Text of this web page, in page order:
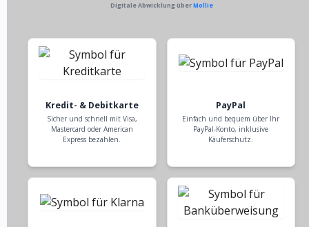
Digitale Abwicklung überMollie
Kredit- & Debitkarte
Sicher und schnell mit Visa,
Mastercard oder American
Express bezahlen.
PayPal
Einfach und bequem über Ihr
PayPal-Konto, inklusive
Käuferschutz.